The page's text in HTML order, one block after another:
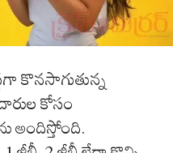
కొనసాగుతున్న
కోసం
అందిస్తోంది.